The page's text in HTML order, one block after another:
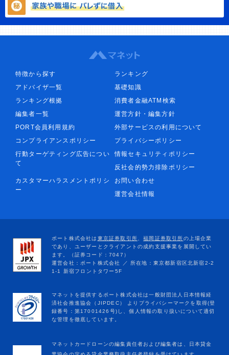
特徴から探す
ランキング
アドバイザ一覧
基礎知識
ランキング根拠
消費者金融ATM検索
編集者一覧
運営方針・編集方針
PORT会員利用規約
外部サービスの利用について
コンプライアンスポリシー
プライバシーポリシー
行動ターゲティング広告につい
て
情報セキュリティポリシー
反社会的勢力排除ポリシー
カスタマーハラスメントポリシ
ー
お問い合わせ
運営会社情報
マネットカードローンの編集責任者および編集者は、日本貸金